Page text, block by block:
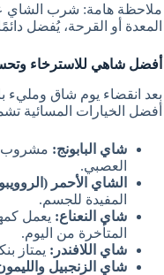
ملاحظة هامة: شرب الشاي
المعدة أو القرحة، يُفضل
أفضل شاهي للاسترخاء
بعد انقضاء يوم شاق
أفضل الخيارات المسائية
شاي البابونج: مشروب
العصبي.
الشاي الأحمر
المفيدة للجسم.
شاي النعناع: يعمل
المتأخرة من اليوم.
شاي اللافندر: يمتاز
شاي الزنجبيل